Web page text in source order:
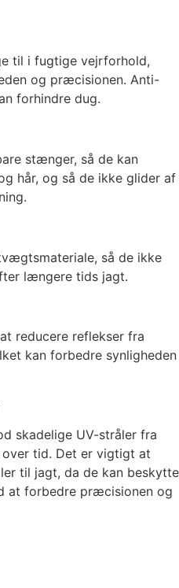
til i fugtige vejrforhold,
og præcisionen. Anti-
forhindre dug.
stænger, så de kan
hår, og så de ikke glider af
så de ikke
længere tids jagt.
reducere reflekser fra
kan forbedre synligheden
skadelige UV-stråler fra
over tid. Det er vigtigt at
til jagt, da de kan beskytte
at forbedre præcisionen og